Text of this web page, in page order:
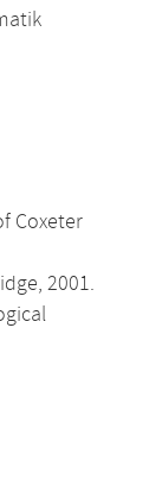
Coxeter
2001.